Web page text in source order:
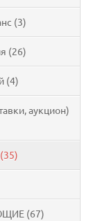
(3)
(26)
(4)
аукцион)
(67)